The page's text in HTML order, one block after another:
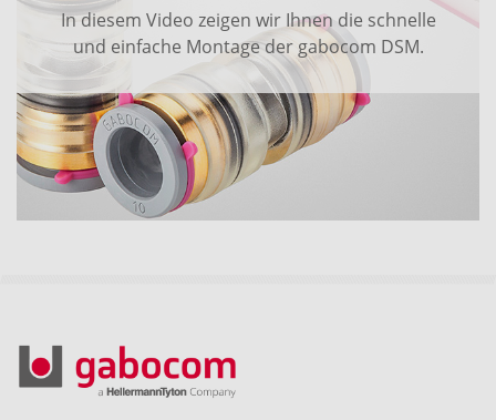
In diesem Video zeigen wir Ihnen die schnelle
und einfache Montage der gabocom DSM.